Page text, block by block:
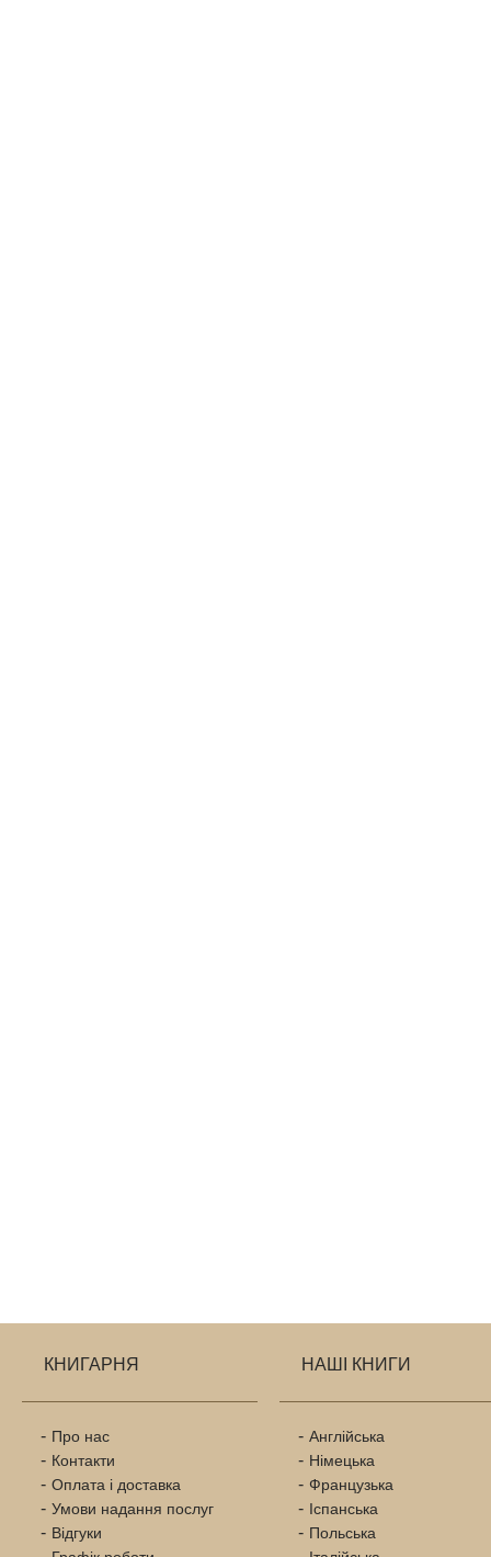
КНИГАРНЯ
Про нас
Контакти
Оплата і доставка
Умови надання послуг
Відгуки
НАШІ КНИГИ
Англійська
Німецька
Французька
Іспанська
Польська